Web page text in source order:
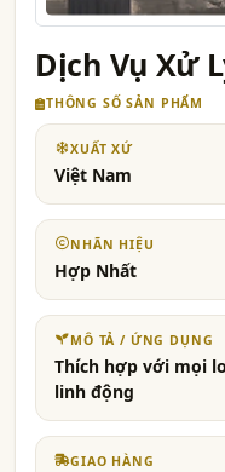
Dịch Vụ Xử
THÔNG SỐ SẢN PHẨM
XUẤT XỨ
Việt Nam
NHÃN HIỆU
Hợp Nhất
MÔ TẢ / ỨNG DỤNG
Thích hợp với mọi
linh động
GIAO HÀNG